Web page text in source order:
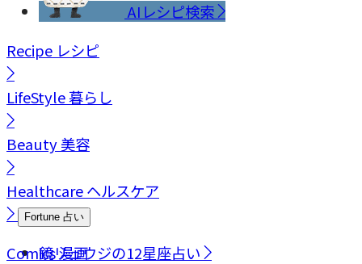
AIレシピ検索
Recipe レシピ
LifeStyle暮らし
Beauty美容
Healthcareヘルスケア
Fortune 占い
鏡リュウジの12星座占い
Comics漫画